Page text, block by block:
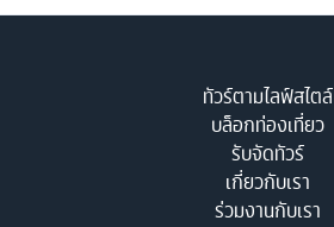
ทัวร์ตามไลฟ์สไตล์
บล็อกท่องเที่ยว
รับจัดทัวร์
เกี่ยวกับเรา
ร่วมงานกับเรา